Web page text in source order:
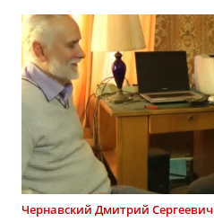
Чернавский Дмитрий Сергеевич